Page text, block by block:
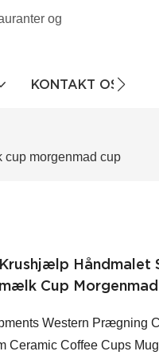
og
KONTAKT OS
morgenmad cup
Cup
Western Prægning
Ceramic Coffee Cups